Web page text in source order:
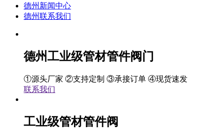
德州新闻中心
德州联系我们
德州工业级管材管件阀门
①源头厂家 ②支持定制 ③承接订单 ④现货速发
联系我们
工业级管材管件阀